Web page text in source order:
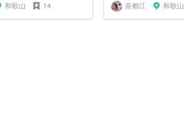
和歌山 14 奈都江 和歌山